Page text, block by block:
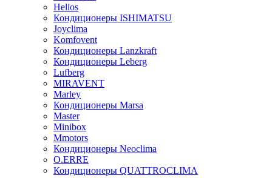
Helios
Кондиционеры ISHIMATSU
Joyclima
Komfovent
Кондиционеры Lanzkraft
Кондиционеры Leberg
Lufberg
MIRAVENT
Marley
Кондиционеры Marsa
Master
Minibox
Mmotors
Кондиционеры Neoclima
O.ERRE
Кондиционеры QUATTROCLIMA